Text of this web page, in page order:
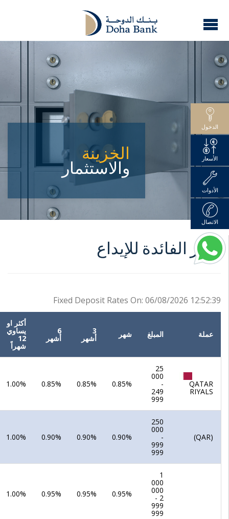
الخزينة
والاستثمار
سعر الفائدة للإيداع
Fixed Deposit Rates On: 06/08/2026 12:52:39
عملة المبلغ شهر 3
أشهر
6
أشهر
أكثر او
يساوي
12
شهراً
QATAR
RIYALS
25
000
-
249
999
0.85%
0.85%
0.85%
1.00%
(QAR)
250
000
-
999
999
0.90%
0.90%
0.90%
1.00%
1
000
000
- 2
999
999
0.95%
0.95%
0.95%
1.00%
الدخول
الأسعار
الأدوات
الاتصال